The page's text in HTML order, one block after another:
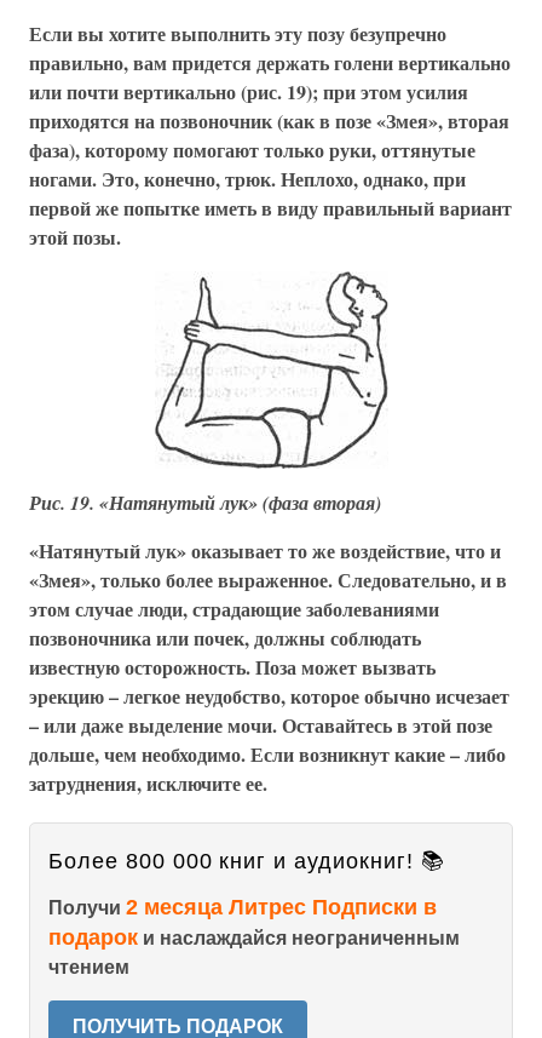
Если вы хотите выполнить эту позу безупречно
правильно, вам придется держать голени вертикально
или почти вертикально (рис. 19); при этом усилия
приходятся на позвоночник (как в позе «Змея», вторая
фаза), которому помогают только руки, оттянутые
ногами. Это, конечно, трюк. Неплохо, однако, при
первой же попытке иметь в виду правильный вариант
этой позы.
Рис. 19. «Натянутый лук» (фаза вторая)
«Натянутый лук» оказывает то же воздействие, что и
«Змея», только более выраженное. Следовательно, и в
этом случае люди, страдающие заболеваниями
позвоночника или почек, должны соблюдать
известную осторожность. Поза может вызвать
эрекцию – легкое неудобство, которое обычно исчезает
– или даже выделение мочи. Оставайтесь в этой позе
дольше, чем необходимо. Если возникнут какие – либо
затруднения, исключите ее.
Более 800 000 книг и аудиокниг! 📚
Получи 2 месяца Литрес Подписки в
подарок и наслаждайся неограниченным
чтением
ПОЛУЧИТЬ ПОДАРОК